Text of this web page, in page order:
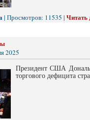
| Просмотров: 11535 | Читать
2025
Президент США
торгового дефицита